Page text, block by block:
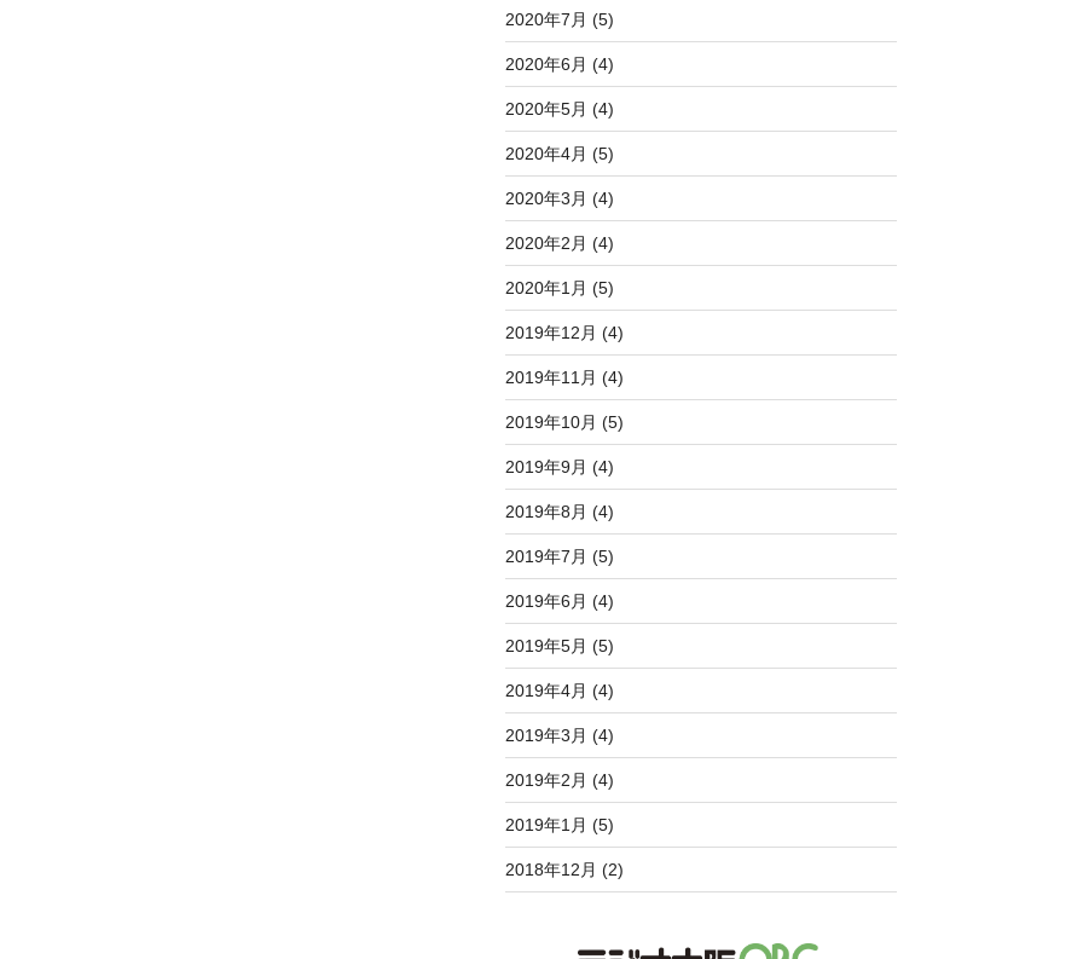
2020年7月 (5)
2020年6月 (4)
2020年5月 (4)
2020年4月 (5)
2020年3月 (4)
2020年2月 (4)
2020年1月 (5)
2019年12月 (4)
2019年11月 (4)
2019年10月 (5)
2019年9月 (4)
2019年8月 (4)
2019年7月 (5)
2019年6月 (4)
2019年5月 (5)
2019年4月 (4)
2019年3月 (4)
2019年2月 (4)
2019年1月 (5)
2018年12月 (2)